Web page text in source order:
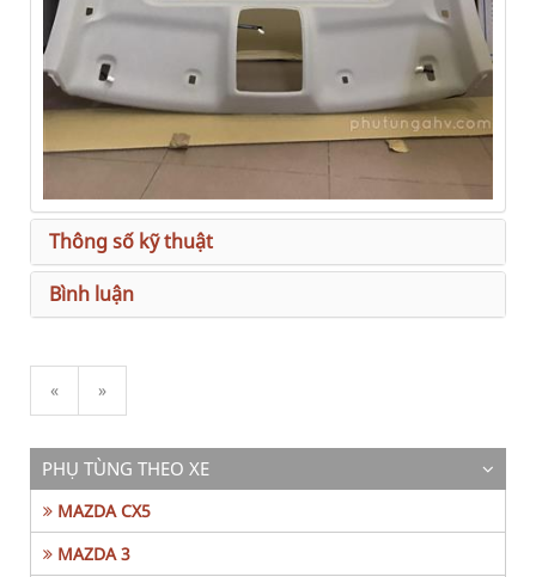
Thông số kỹ thuật
Bình luận
« »
PHỤ TÙNG THEO XE
MAZDA CX5
MAZDA 3